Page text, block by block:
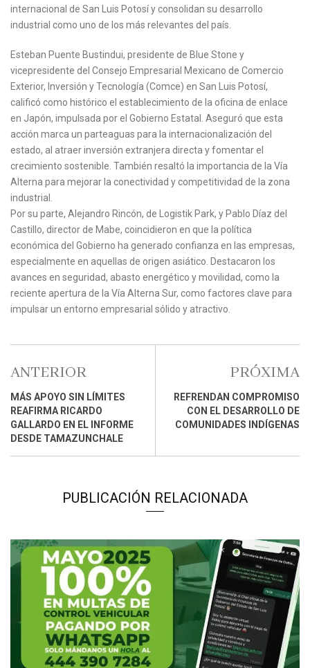
internacional de San Luis Potosí y consolidan su desarrollo
industrial como uno de los más relevantes del país.
Esteban Puente Bustindui, presidente de Blue Stone y
vicepresidente del Consejo Empresarial Mexicano de Comercio
Exterior, Inversión y Tecnología (Comce) en San Luis Potosí,
calificó como histórico el establecimiento de la oficina de enlace
en Japón, impulsada por el Gobierno Estatal. Aseguró que esta
acción marca un parteaguas para la internacionalización del
estado, al atraer inversión extranjera directa y fomentar el
crecimiento sostenible. También resaltó la importancia de la Vía
Alterna para mejorar la conectividad y competitividad de la zona
industrial.
Por su parte, Alejandro Rincón, de Logistik Park, y Pablo Díaz del
Castillo, director de Mabe, coincidieron en que la política
económica del Gobierno ha generado confianza en las empresas,
especialmente en aquellas de origen asiático. Destacaron los
avances en seguridad, abasto energético y movilidad, como la
reciente apertura de la Vía Alterna Sur, como factores clave para
impulsar un entorno empresarial sólido y atractivo.
ANTERIOR
MÁS APOYO SIN LÍMITES
REAFIRMA RICARDO
GALLARDO EN EL INFORME
DESDE TAMAZUNCHALE
PRÓXIMA
REFRENDAN COMPROMISO
CON EL DESARROLLO DE
COMUNIDADES INDÍGENAS
PUBLICACIÓN RELACIONADA